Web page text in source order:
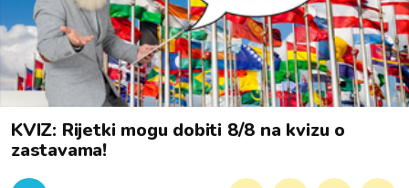
KVIZ: Rijetki mogu dobiti 8/8 na kvizu o
zastavama!